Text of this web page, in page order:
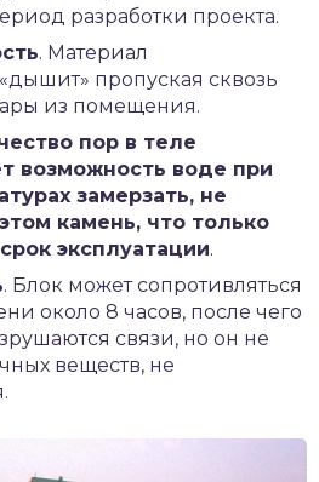
разработки проекта.
. Материал
пропуская сквозь
из помещения.
пор в теле
возможность воде при
замерзать, не
камень, что только
эксплуатации.
. Блок может сопротивляться
около 8 часов, после чего
связи, но он не
веществ, не